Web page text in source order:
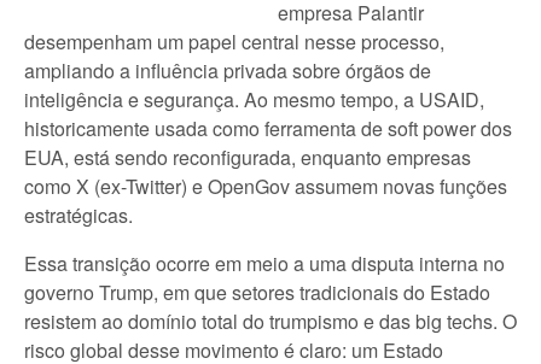
empresa Palantir
desempenham um papel central nesse processo,
ampliando a influência privada sobre órgãos de
inteligência e segurança. Ao mesmo tempo, a USAID,
historicamente usada como ferramenta de soft power dos
EUA, está sendo reconfigurada, enquanto empresas
como X (ex-Twitter) e OpenGov assumem novas funções
estratégicas.
Essa transição ocorre em meio a uma disputa interna no
governo Trump, em que setores tradicionais do Estado
resistem ao domínio total do trumpismo e das big techs. O
risco global desse movimento é claro: um Estado